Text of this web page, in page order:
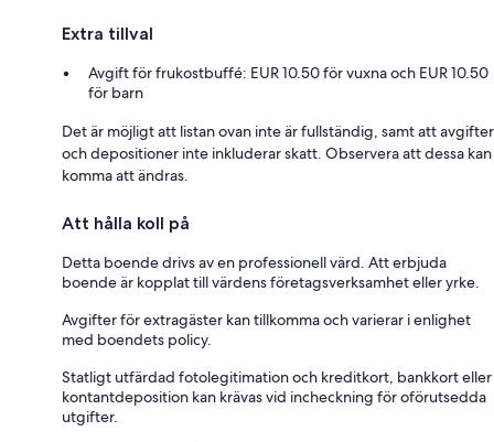
Extra tillval
Avgift för frukostbuffé: EUR 10.50 för vuxna och EUR 10.50
för barn
Det är möjligt att listan ovan inte är fullständig, samt att avgifter
och depositioner inte inkluderar skatt. Observera att dessa kan
komma att ändras.
Att hålla koll på
Detta boende drivs av en professionell värd. Att erbjuda
boende är kopplat till värdens företagsverksamhet eller yrke.
Avgifter för extragäster kan tillkomma och varierar i enlighet
med boendets policy.
Statligt utfärdad fotolegitimation och kreditkort, bankkort eller
kontantdeposition kan krävas vid incheckning för oförutsedda
utgifter.